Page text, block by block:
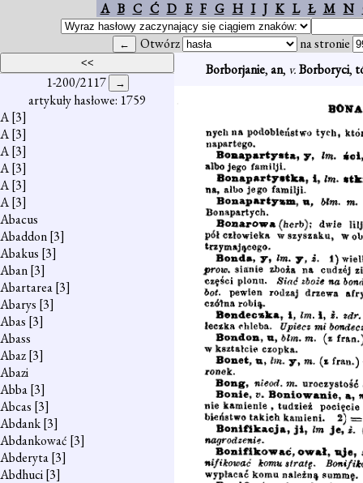
A B C Ć D E F G H I J K L Ł M N
Otwórz na stronie
1-200/2117
artykuły hasłowe: 1759
A[3]
A[3]
A[3]
A[3]
A[3]
A[3]
Abacus
Abaddon[3]
Abakus [3]
Aban[3]
Abartarea[3]
Abarys [3]
Abas [3]
Abass
Abaz[3]
Abazi
Abba[3]
Abcas [3]
Abdank[3]
Abdankować [3]
Abderyta[3]
Abdhuci[3]
Borborjanie,an, v.Borboryci,